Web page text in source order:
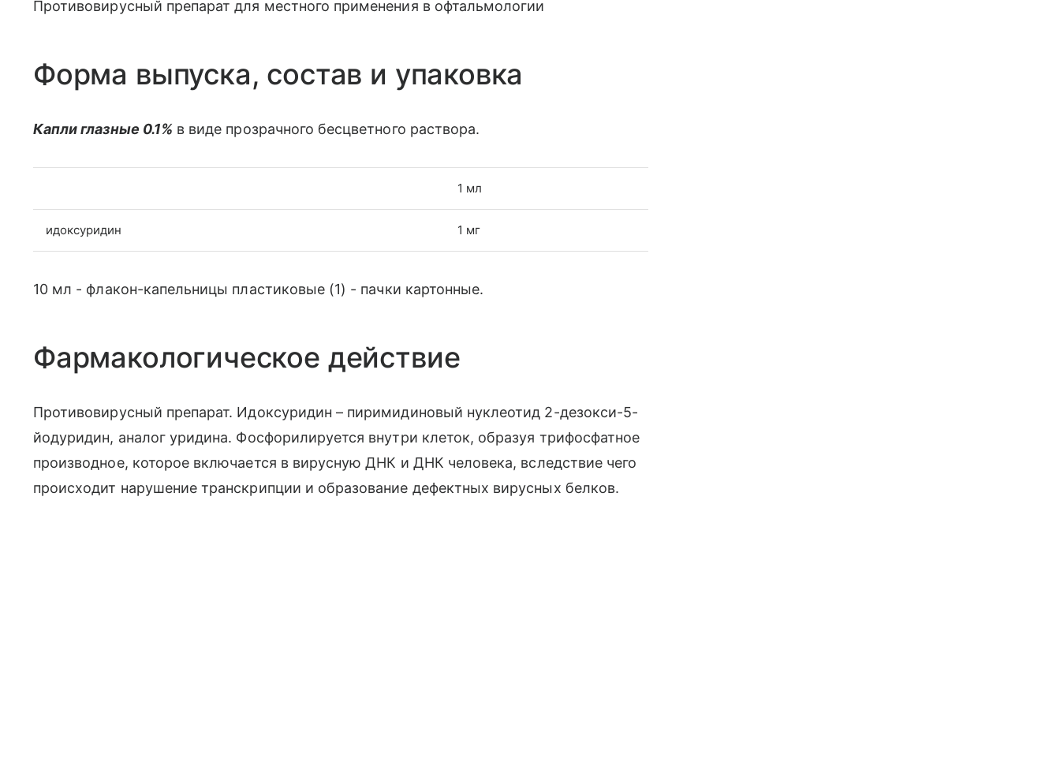
Противовирусный препарат для местного применения в офтальмологии
Форма выпуска, состав и упаковка
Капли глазные 0.1% в виде прозрачного бесцветного раствора.
1 мл
идоксуридин 1 мг
10 мл - флакон-капельницы пластиковые (1) - пачки картонные.
Фармакологическое действие
Противовирусный препарат. Идоксуридин – пиримидиновый нуклеотид 2-дезокси-5-
йодуридин, аналог уридина. Фосфорилируется внутри клеток, образуя трифосфатное
производное, которое включается в вирусную ДНК и ДНК человека, вследствие чего
происходит нарушение транскрипции и образование дефектных вирусных белков.